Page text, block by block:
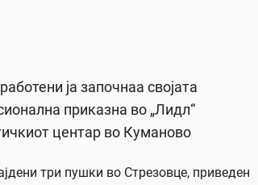
ја започнаа својата
приказна во „Лидл“
центар во Куманово